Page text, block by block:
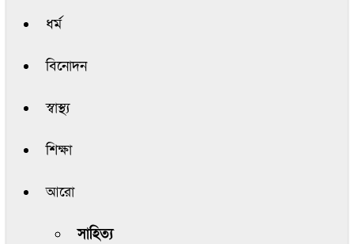
ধর্ম
বিনোদন
স্বাস্থ্য
শিক্ষা
আরো
সাহিত্য